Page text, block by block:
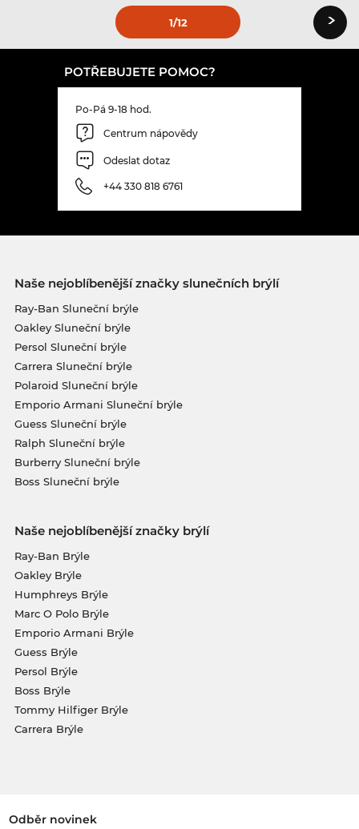
1/12 ›
POTŘEBUJETE POMOC?
Po-Pá 9-18 hod.
Centrum nápovědy
Odeslat dotaz
+44 330 818 6761
Naše nejoblíbenější značky slunečních brýlí
Ray-Ban Sluneční brýle
Oakley Sluneční brýle
Persol Sluneční brýle
Carrera Sluneční brýle
Polaroid Sluneční brýle
Emporio Armani Sluneční brýle
Guess Sluneční brýle
Ralph Sluneční brýle
Burberry Sluneční brýle
Boss Sluneční brýle
Naše nejoblíbenější značky brýlí
Ray-Ban Brýle
Oakley Brýle
Humphreys Brýle
Marc O Polo Brýle
Emporio Armani Brýle
Guess Brýle
Persol Brýle
Boss Brýle
Tommy Hilfiger Brýle
Carrera Brýle
Odběr novinek